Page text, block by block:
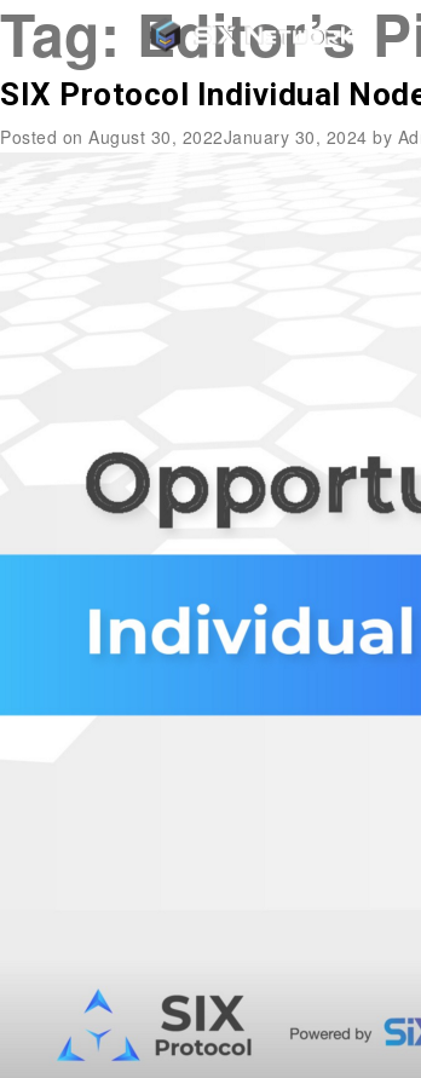
Tag: Editor’s
SIX Protocol Individual
Posted on August 30, 2022January 30, 2024 by